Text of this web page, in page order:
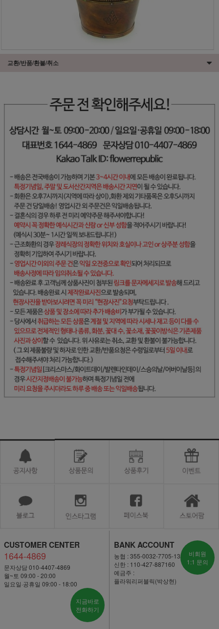
교환/반품/환불/취소
CUSTOMER CENTER
1644-4869
문자상담 010-4407-4869
월~토 09:00 - 20:00
일요일·공휴일 09:00 - 18:00
지금바로
전화하기
BANK ACCOUNT
농협 : 355-0032-7705-13
신한 : 110-427-887160
예금주 :
플라워리퍼블릭(박상현)
비회원
1:1 문의